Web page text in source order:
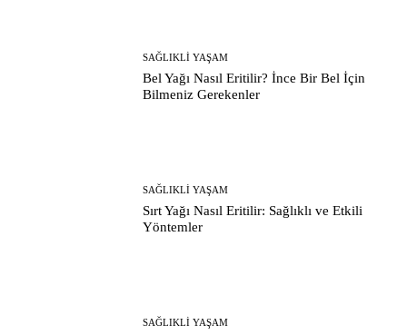
SAĞLIKLI YAŞAM
Bel Yağı Nasıl Eritilir? İnce Bir Bel İçin
Bilmeniz Gerekenler
SAĞLIKLI YAŞAM
Sırt Yağı Nasıl Eritilir: Sağlıklı ve Etkili
Yöntemler
SAĞLIKLI YAŞAM